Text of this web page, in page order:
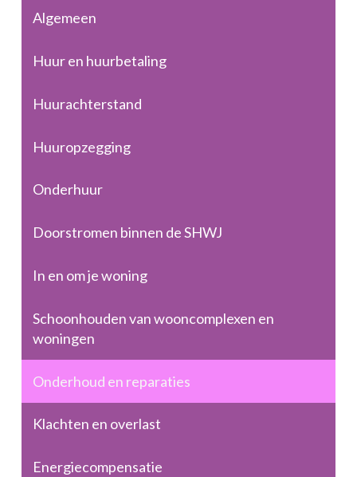
Algemeen
Huur en huurbetaling
Huurachterstand
Huuropzegging
Onderhuur
Doorstromen binnen de SHWJ
In en om je woning
Schoonhouden van wooncomplexen en
woningen
Onderhoud en reparaties
Klachten en overlast
Energiecompensatie